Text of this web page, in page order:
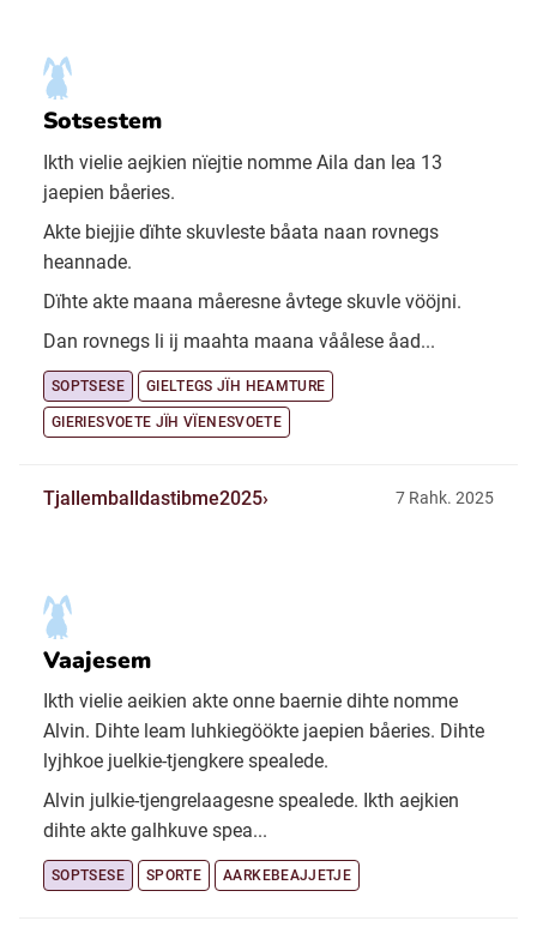
Sotsestem
Ikth vielie aejkien nïejtie nomme Aila dan lea 13
jaepien båeries.
Akte biejjie dïhte skuvleste båata naan rovnegs
heannade.
Dïhte akte maana måeresne åvtege skuvle vööjni.
Dan rovnegs li ij maahta maana våålese åad...
SOPTSESE GIELTEGS JÏH HEAMTURE
GIERIESVOETE JÏH VÏENESVOETE
Tjallemballdastibme2025 7 Rahk. 2025
Vaajesem
Ikth vielie aeikien akte onne baernie dihte nomme
Alvin. Dihte leam luhkiegöökte jaepien båeries. Dihte
lyjhkoe juelkie-tjengkere spealede.
Alvin julkie-tjengrelaagesne spealede. Ikth aejkien
dihte akte galhkuve spea...
SOPTSESE SPORTE AARKEBEAJJETJE